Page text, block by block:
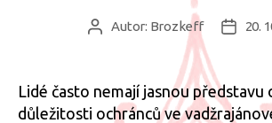
AutorAutor: Brozkeff
Datum
20.
Lidé často nemají jasnou představu
důležitosti ochránců ve